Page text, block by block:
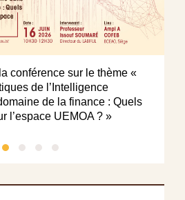
conférence sur le thème «
de l’Intelligence
de la finance : Quels
l’espace UEMOA ? »